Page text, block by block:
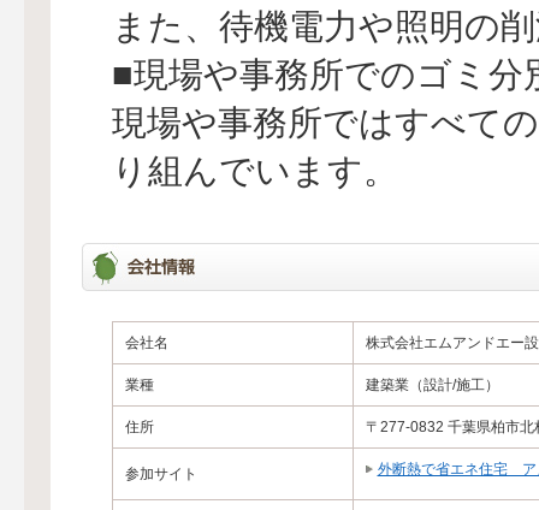
また、待機電力や照明の
■現場や事務所でのゴミ分
現場や事務所ではすべて
り組んでいます。
会社名 株式会社エムアンドエー
業種 建築業（設計/施工）
住所 〒277-0832 千葉県柏市
参加サイト 外断熱で省エネ住宅 ア